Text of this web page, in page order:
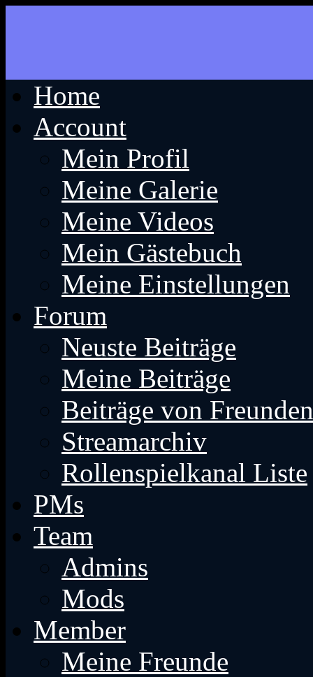
Home
Account
Mein Profil
Meine Galerie
Meine Videos
Mein Gästebuch
Meine Einstellungen
Forum
Neuste Beiträge
Meine Beiträge
Beiträge von Freunden
Streamarchiv
Rollenspielkanal Liste
PMs
Team
Admins
Mods
Member
Meine Freunde